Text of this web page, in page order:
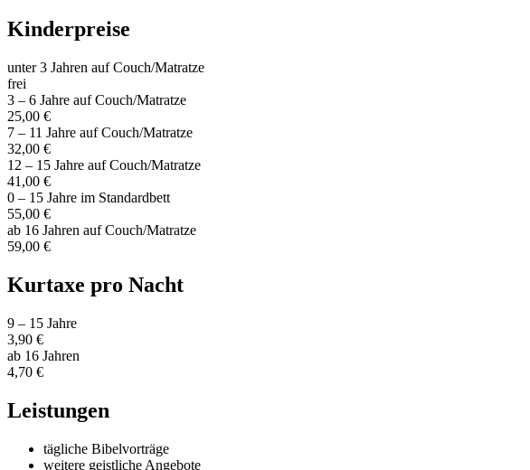
Kinderpreise
unter 3 Jahren auf Couch/Matratze
frei
3 – 6 Jahre auf Couch/Matratze
25,00 €
7 – 11 Jahre auf Couch/Matratze
32,00 €
12 – 15 Jahre auf Couch/Matratze
41,00 €
0 – 15 Jahre im Standardbett
55,00 €
ab 16 Jahren auf Couch/Matratze
59,00 €
Kurtaxe pro Nacht
9 – 15 Jahre
3,90 €
ab 16 Jahren
4,70 €
Leistungen
tägliche Bibelvorträge
weitere geistliche Angebote